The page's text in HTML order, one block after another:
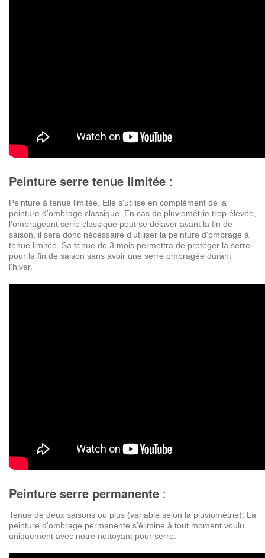
Peinture serre tenue limitée :
Peinture à tenue limitée. Elle s'utilise en complément de la
peinture d'ombrage classique. En cas de pluviométrie trop élevée,
l'ombrageant serre classique peut se délaver avant la fin de
saison, il sera donc nécessaire d'utiliser la peinture d'ombrage à
tenue limitée. Sa tenue de 3 mois permettra de protéger la serre
pour la fin de saison sans avoir une serre ombragée durant
l'hiver.
Peinture serre permanente :
Tenue de deux saisons ou plus (variable selon la pluviométrie). La
peinture d'ombrage permanente s'élimine à tout moment voulu
uniquement avec notre nettoyant pour serre.